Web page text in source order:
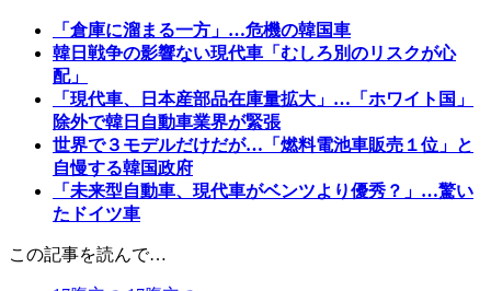
「倉庫に溜まる一方」…危機の韓国車
韓日戦争の影響ない現代車「むしろ別のリスクが心
配」
「現代車、日本産部品在庫量拡大」…「ホワイト国」
除外で韓日自動車業界が緊張
世界で３モデルだけだが…「燃料電池車販売１位」と
自慢する韓国政府
「未来型自動車、現代車がベンツより優秀？」…驚い
たドイツ車
この記事を読んで…